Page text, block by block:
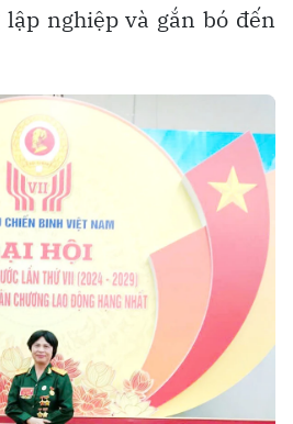
lập nghiệp và gắn bó đến